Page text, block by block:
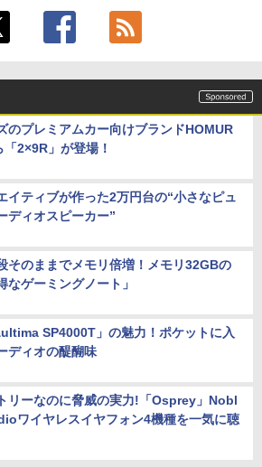
のプレミアムカー向けブランドHOMUR
「2×9R」が登場！
イティブが作った2万円台の“小さなピュ
ディオスピーカー”
そのままでメモリ倍増！メモリ32GBの
なゲーミングノート」
SP4000T」の魅力！ポケットに入
ディオの醍醐味
リーなのに脅威の実力!「Osprey」Nobl
ワイヤレスイヤフォン4機種を一気に聴